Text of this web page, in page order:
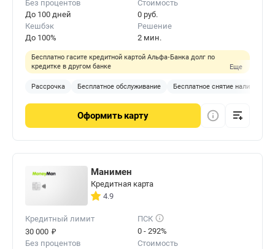
Без процентов
До 100 дней
Стоимость
0 руб.
Кешбэк
До 100%
Решение
2 мин.
Бесплатно гасите кредитной картой Альфа‑Банка долг по
кредитке в другом банке
Еще
Рассрочка Бесплатное обслуживание Бесплатное снятие наличных
Оформить карту
Манимен
Кредитная карта
4.9
Кредитный лимит
30 000 ₽
ПСК
0 - 292%
Без процентов
Стоимость